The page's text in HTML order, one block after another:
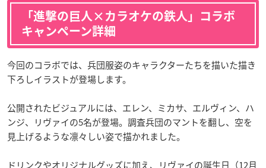
「進撃の巨人×カラオケの鉄人」コラボ
キャンペーン詳細
今回のコラボでは、兵団服姿のキャラクターたちを描いた描き
下ろしイラストが登場します。
公開されたビジュアルには、エレン、ミカサ、エルヴィン、ハ
ンジ、リヴァイの5名が登場。調査兵団のマントを翻し、空を
見上げるような凛々しい姿で描かれました。
ドリンクやオリジナルグッズに加え、リヴァイの誕生日（12月